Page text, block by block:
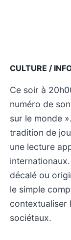
CULTURE /
Ce soir à
numéro de
sur le monde
tradition de
une lecture
décalé ou
le simple
contextualiser
sociétaux.